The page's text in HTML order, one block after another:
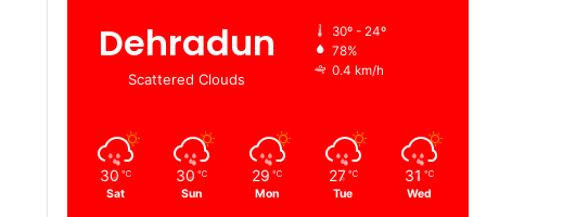
Dehradun
Scattered Clouds
30º - 24º
78%
0.4 km/h
30 ℃
Sat
30 ℃
Sun
29 ℃
Mon
27 ℃
Tue
31 ℃
Wed